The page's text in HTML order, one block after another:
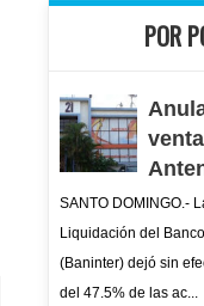
POR
SANTO DOMINGO.-
Liquidación del
(Baninter) dejó sin
del 47.5% de las ac...